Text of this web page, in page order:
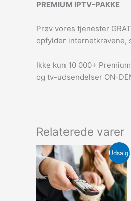
PREMIUM IPTV-PAKKE
Prøv vores tjenester
opfylder internetkravene,
Ikke kun 10 000+
og tv-udsendelser ON-
Relaterede varer
Udsalg!
Den
oprindelige
pris
var:
€165.00.
Den
aktuelle
pris
er:
€130.00.